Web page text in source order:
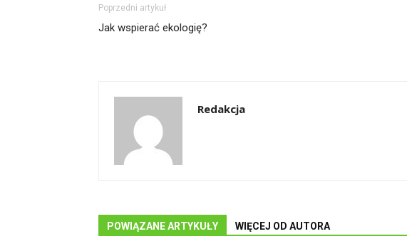
Poprzedni artykuł
Jak wspierać ekologię?
Redakcja
POWIĄZANE ARTYKUŁY WIĘCEJ OD AUTORA